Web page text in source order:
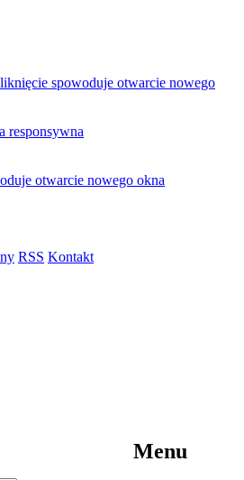
RSS Kontakt
Menu